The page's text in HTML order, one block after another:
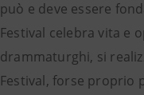
può e deve essere
Festival celebra vita e
drammaturghi, si
Festival, forse proprio